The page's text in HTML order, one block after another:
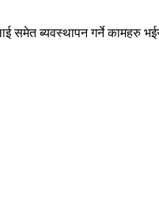
समेत ब्यवस्थापन गर्ने कामहरु